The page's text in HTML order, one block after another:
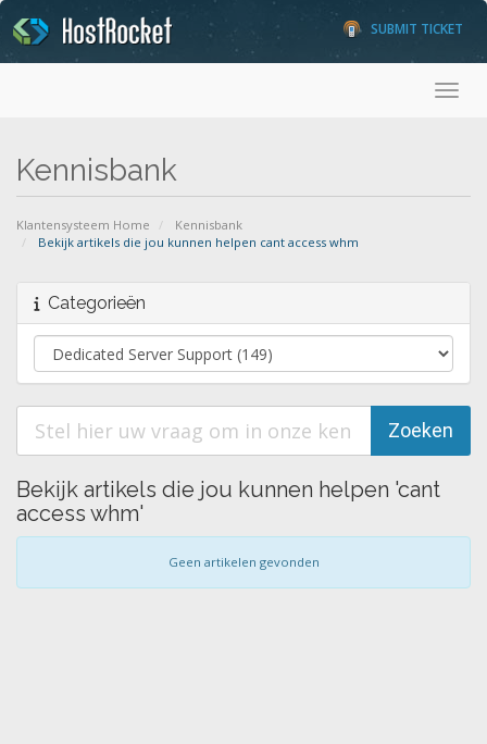
SUBMIT TICKET
Kennisbank
Klantensysteem Home
Kennisbank
Bekijk artikels die jou kunnen helpen cant access whm
Categorieën
Bekijk artikels die jou kunnen helpen 'cant
access whm'
Geen artikelen gevonden